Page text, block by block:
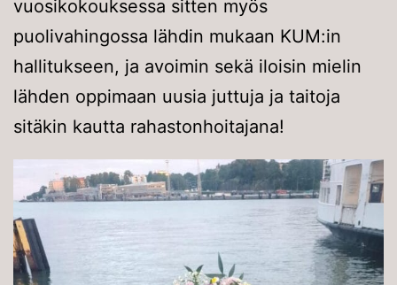
vuosikokouksessa sitten myös
puolivahingossa lähdin mukaan KUM:in
hallitukseen, ja avoimin sekä iloisin mielin
lähden oppimaan uusia juttuja ja taitoja
sitäkin kautta rahastonhoitajana!